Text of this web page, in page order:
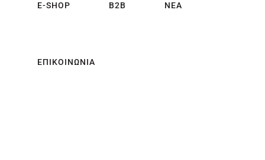
E-SHOP B2B ΝΕΑ
ΕΠΙΚΟΙΝΩΝΙΑ